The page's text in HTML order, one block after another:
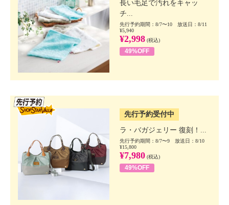
長い毛足で汚れをキャッ
チ...
先行予約期間：8/7〜10 放送日：8/11
¥5,940
¥2,998 (税込)
49%OFF
先行予約受付中
ラ・バガジェリー 復刻！...
先行予約期間：8/7〜9 放送日：8/10
¥15,800
¥7,980 (税込)
49%OFF